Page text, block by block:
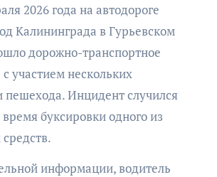
Калининграда в Гурьевском
дорожно-транспортное
участием нескольких
пешехода. Инцидент случился
буксировки одного из
информации, водитель